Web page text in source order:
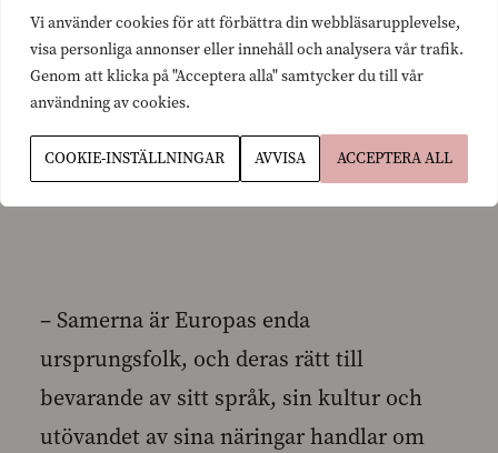
Vi använder cookies för att förbättra din webbläsarupplevelse,
visa personliga annonser eller innehåll och analysera vår trafik.
Genom att klicka på "Acceptera alla" samtycker du till vår
användning av cookies.
COOKIE-INSTÄLLNINGAR AVVISA ACCEPTERA ALL
regeringsperioden hårt för ratificeringen
av konventionen. På slutrakan höll inte
vilande i riksdagen.
– Samerna är Europas enda
ursprungsfolk, och deras rätt till
bevarande av sitt språk, sin kultur och
utövandet av sina näringar handlar om